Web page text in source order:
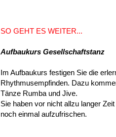
SO GEHT ES WEITER...
Aufbaukurs Gesellschaftstanz
Im Aufbaukurs festigen Sie die
Rhythmusempfinden. Dazu
Tänze Rumba und Jive.
Sie haben vor nicht allzu langer
noch einmal aufzufrischen.